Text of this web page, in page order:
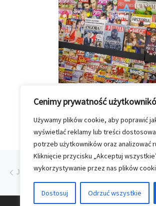
Cenimy prywatność
Używamy plików cookie, aby poprawić
wyświetlać reklamy lub treści
potrzeb użytkowników oraz analizować
Kliknięcie przycisku „Akceptuj
wykorzystywanie przez nas plików
Dostosuj Odrzuć wszystkie
Przeglądanie Wpisów
Poprzedni post
JEST O CZYM CZYTAĆ, JEST DLA